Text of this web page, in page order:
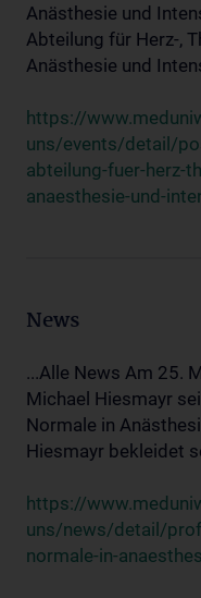
Anästhesie und
Abteilung für Herz-,
Anästhesie und
https://
uns/events/detail/
abteilung-fuer-herz-
anaesthesie-und-
News
...Alle News Am 25.
Michael Hiesmayr
Normale in
Hiesmayr bekleidet
https://
uns/news/detail/
normale-in-